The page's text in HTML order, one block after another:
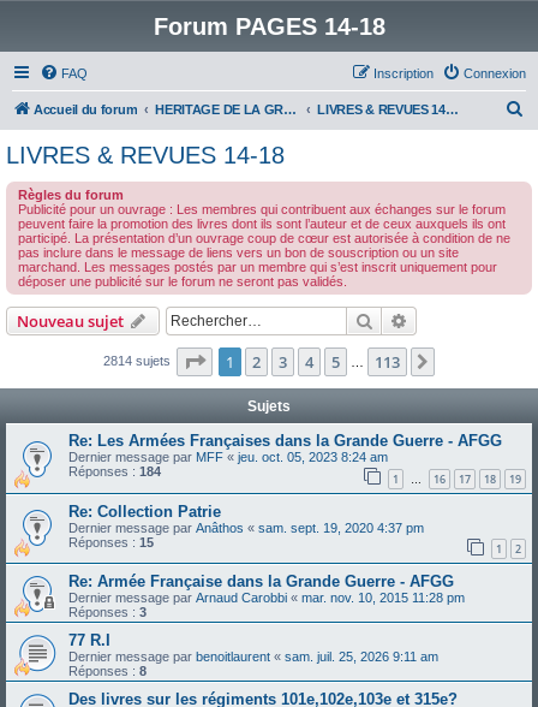
Forum PAGES 14-18
FAQ Connexion
Inscription
Accueil du forum HERITAGE DE LA GRANDE GUERRE : LIVRES & REVUES 14-18
LIVRES & REVUES 14-18
Règles du forum
Publicité pour un ouvrage : Les membres qui contribuent aux échanges sur le forum
peuvent faire la promotion des livres dont ils sont l’auteur et de ceux auxquels ils ont
participé. La présentation d’un ouvrage coup de cœur est autorisée à condition de ne
pas inclure dans le message de liens vers un bon de souscription ou un site
marchand. Les messages postés par un membre qui s’est inscrit uniquement pour
déposer une publicité sur le forum ne seront pas validés.
Nouveau sujet Rechercher
2814 sujets Page 1sur113
1 2 3 4 5 113
Sujets
Re: Les Armées Françaises dans la Grande Guerre - AFGG
Dernier message par MFF « jeu. oct. 05, 2023 8:24 am
Réponses : 184 1 … 16 17 18 19
Re: Collection Patrie
Dernier message par Anâthos « sam. sept. 19, 2020 4:37 pm
Réponses : 15 1 2
Re: Armée Française dans la Grande Guerre - AFGG
Dernier message par Arnaud Carobbi « mar. nov. 10, 2015 11:28 pm
Réponses : 3
77 R.I
Dernier message par benoitlaurent « sam. juil. 25, 2026 9:11 am
Réponses : 8
Des livres sur les régiments 101e,102e,103e et 315e?